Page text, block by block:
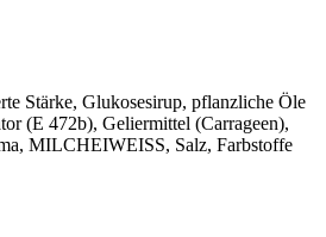
Stärke, Glukosesirup, pflanzliche Öle
(E 472b), Geliermittel (Carrageen),
MILCHEIWEISS, Salz, Farbstoffe